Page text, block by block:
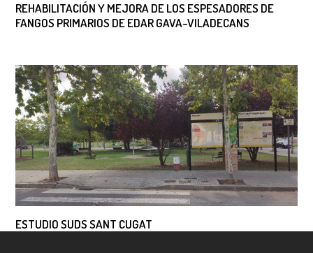
REHABILITACIÓN Y MEJORA DE LOS ESPESADORES DE
FANGOS PRIMARIOS DE EDAR GAVA-VILADECANS
ESTUDIO SUDS SANT CUGAT